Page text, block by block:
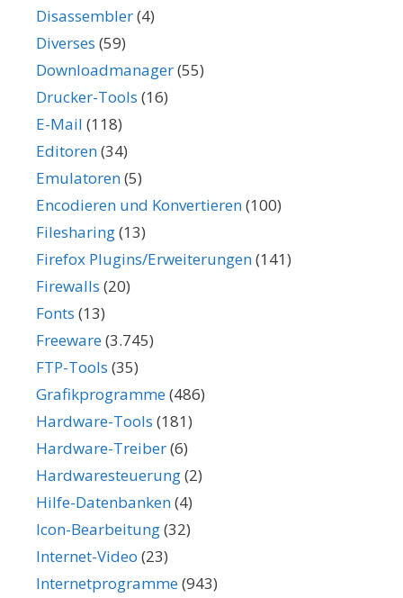
Disassembler(4)
Diverses (59)
Downloadmanager(55)
Drucker-Tools (16)
E-Mail (118)
Editoren(34)
Emulatoren(5)
Encodieren und Konvertieren(100)
Filesharing(13)
Firefox Plugins/Erweiterungen(141)
Firewalls (20)
Fonts (13)
Freeware(3.745)
FTP-Tools (35)
Grafikprogramme(486)
Hardware-Tools (181)
Hardware-Treiber(6)
Hardwaresteuerung(2)
Hilfe-Datenbanken(4)
Icon-Bearbeitung(32)
Internet-Video (23)
Internetprogramme(943)